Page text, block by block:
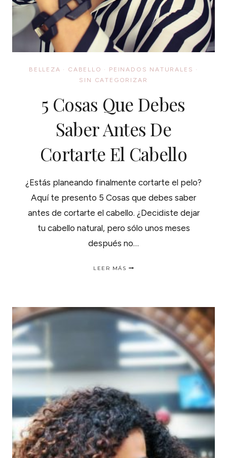
BELLEZA · CABELLO · PEINADOS NATURALES ·
SIN CATEGORIZAR
5 Cosas Que Debes
Saber Antes De
Cortarte El Cabello
¿Estás planeando finalmente cortarte el pelo?
Aquí te presento 5 Cosas que debes saber
antes de cortarte el cabello. ¿Decidiste dejar
tu cabello natural, pero sólo unos meses
después no…
LEER MÁS
ANTES
DE
CORTARTE
CABELLO